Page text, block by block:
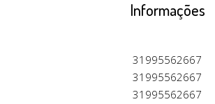
Informações
31995562667
31995562667
31995562667